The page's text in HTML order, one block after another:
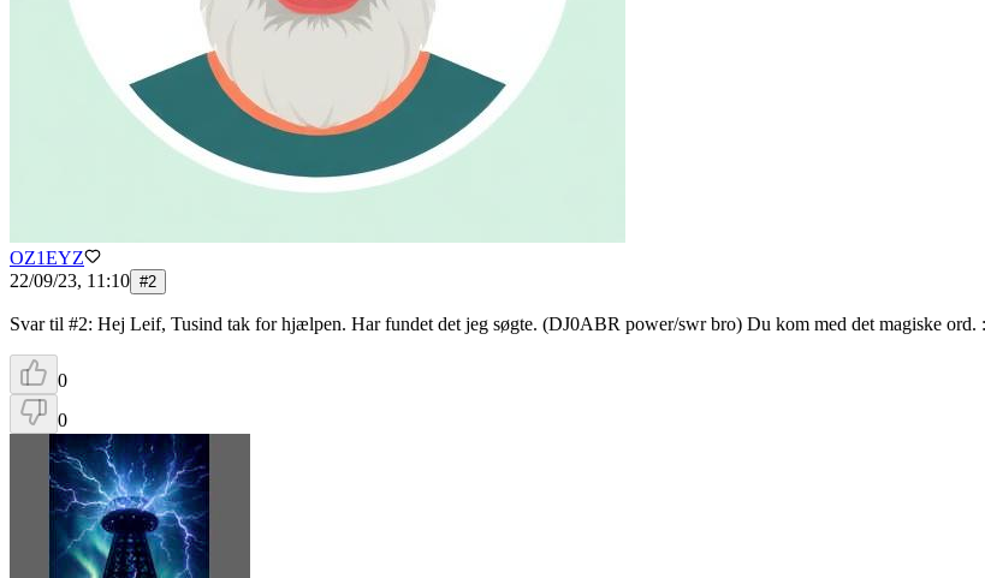
OZ1EYZ
22/09/23, 11:10 #2
Svar til #2: Hej Leif, Tusind tak for hjælpen. Har fundet det jeg søgte. (DJ0ABR power/swr bro) Du kom med det magiske ord.
0
0